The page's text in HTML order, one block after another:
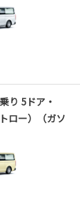
り 5ドア・
ロー）（ガソ